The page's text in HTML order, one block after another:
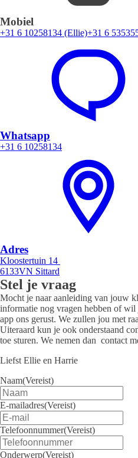
Mobiel
+31 6 10258134 (Ellie)+31 6
Whatsapp
+31 6 10258134
Adres
Kloostertuin 14
6133VN Sittard
Stel je vraag
Mocht je naar aanleiding van jouw
informatie nog vragen hebben of wil
app ons gerust. We zullen jou met
Uiteraard kun je ook onderstaand
toe sturen. We nemen dan contact
Liefst Ellie en Harrie
Naam(Vereist)
E-mailadres(Vereist)
Telefoonnummer(Vereist)
Onderwerp(Vereist)